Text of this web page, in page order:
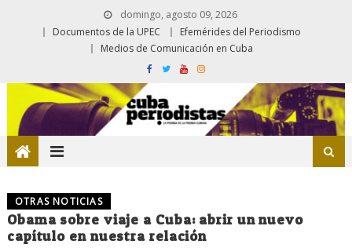
domingo, agosto 09, 2026
Documentos de la UPEC
Efemérides del Periodismo
Medios de Comunicación en Cuba
OTRAS NOTICIAS
Obama sobre viaje a Cuba: abrir un nuevo
capítulo en nuestra relación